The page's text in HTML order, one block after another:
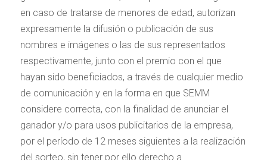
en caso de tratarse de menores de edad, autorizan
expresamente la difusión o publicación de sus
nombres e imágenes o las de sus representados
respectivamente, junto con el premio con el que
hayan sido beneficiados, a través de cualquier medio
de comunicación y en la forma en que SEMM
considere correcta, con la finalidad de anunciar el
ganador y/o para usos publicitarios de la empresa,
por el período de 12 meses siguientes a la realización
del sorteo, sin tener por ello derecho a